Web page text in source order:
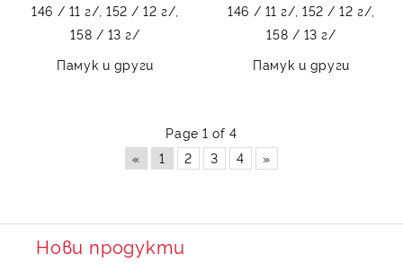
146 / 11 г/, 152 / 12 г/,
158 / 13 г/
Памук и други
146 / 11 г/, 152 / 12 г/,
158 / 13 г/
Памук и други
Page 1 of 4
«
1 2 3 4 »
Нови продукти